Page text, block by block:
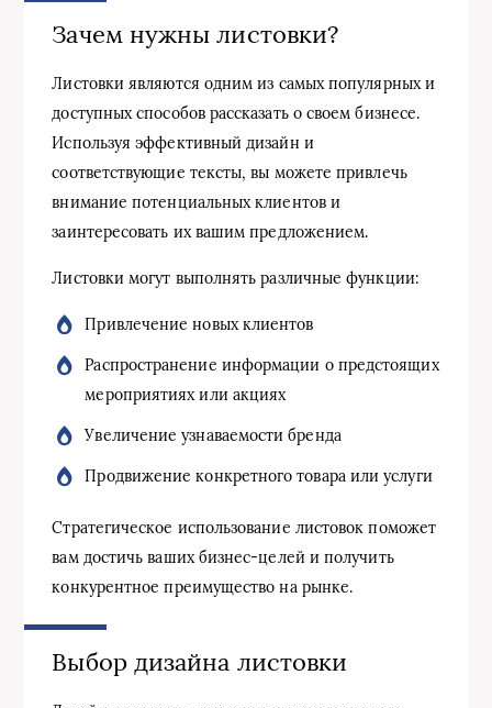
Зачем нужны листовки?
Листовки являются одним из самых популярных и
доступных способов рассказать о своем бизнесе.
Используя эффективный дизайн и
соответствующие тексты, вы можете привлечь
внимание потенциальных клиентов и
заинтересовать их вашим предложением.
Листовки могут выполнять различные функции:
Привлечение новых клиентов
Распространение информации о предстоящих
мероприятиях или акциях
Увеличение узнаваемости бренда
Продвижение конкретного товара или услуги
Стратегическое использование листовок поможет
вам достичь ваших бизнес-целей и получить
конкурентное преимущество на рынке.
Выбор дизайна листовки